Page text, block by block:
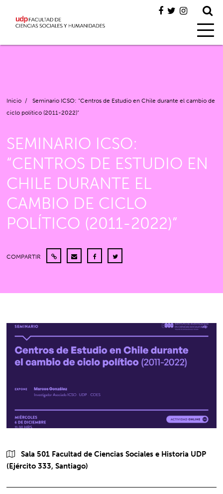
Inicio /
Seminario ICSO: “Centros de Estudio en Chile durante el cambio de
ciclo político (2011-2022)”
SEMINARIO ICSO:
“CENTROS DE ESTUDIO EN
CHILE DURANTE EL
CAMBIO DE CICLO
POLÍTICO (2011-2022)”
COMPARTIR
Sala 501 Facultad de Ciencias Sociales e Historia UDP
(Ejército 333, Santiago)